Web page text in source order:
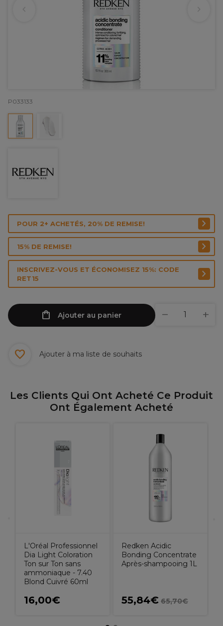
P033133
POUR 2+ ACHETÉS, 20% DE REMISE!
15% DE REMISE!
INSCRIVEZ-VOUS ET ÉCONOMISEZ 15%: CODE
RET15
Ajouter au panier
Ajouter à ma liste de souhaits
Les Clients Qui Ont Acheté Ce Produit
Ont Également Acheté
L'Oréal Professionnel
Dia Light Coloration
Ton sur Ton sans
ammoniaque - 7.40
Blond Cuivré 60ml
16,00€
Redken Acidic
Bonding Concentrate
Après-shampooing 1L
55,84€ 65,70€